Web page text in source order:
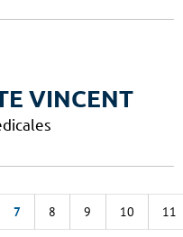
VINCENT
7 8 9 10 11